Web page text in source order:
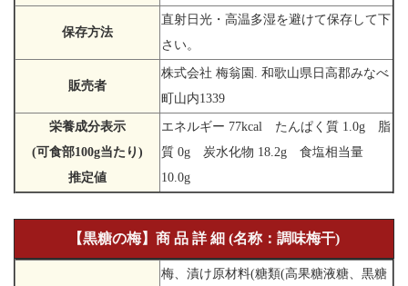
保存方法
直射日光・高温多湿を避けて保存して下
さい。
販売者
株式会社 梅翁園. 和歌山県日高郡みなべ
町山内1339
栄養成分表示
(可食部100g当たり)
推定値
エネルギー 77kcal たんぱく質 1.0g 脂
質 0g 炭水化物 18.2g 食塩相当量
10.0g
【黒糖の梅】商 品 詳 細 (名称：調味梅干)
梅、漬け原材料(糖類(高果糖液糖、黒糖